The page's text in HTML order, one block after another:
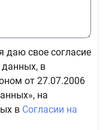
даю свое согласие
в
от 27.07.2006
на
в Согласии на